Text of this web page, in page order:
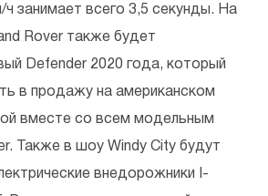
занимает всего 3,5 секунды. На
Rover также будет
Defender 2020 года, который
в продажу на американском
вместе со всем модельным
Также в шоу Windy City будут
внедорожники I-